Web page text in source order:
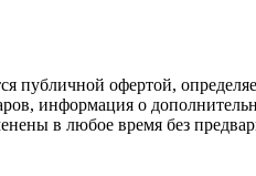
публичной офертой,
информация о
в любое время без